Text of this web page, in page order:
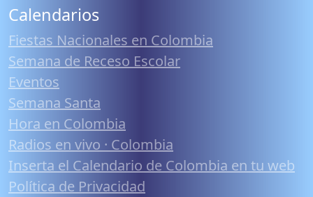
Calendarios
Fiestas Nacionales en Colombia
Semana de Receso Escolar
Eventos
Semana Santa
Hora en Colombia
Radios en vivo · Colombia
Inserta el Calendario de Colombia en tu web
Política de Privacidad